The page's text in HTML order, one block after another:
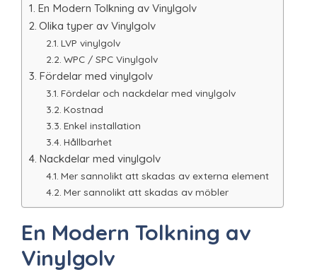
En Modern Tolkning av Vinylgolv
Olika typer av Vinylgolv
LVP vinylgolv
WPC / SPC Vinylgolv
Fördelar med vinylgolv
Fördelar och nackdelar med vinylgolv
Kostnad
Enkel installation
Hållbarhet
Nackdelar med vinylgolv
Mer sannolikt att skadas av externa element
Mer sannolikt att skadas av möbler
En Modern Tolkning av
Vinylgolv